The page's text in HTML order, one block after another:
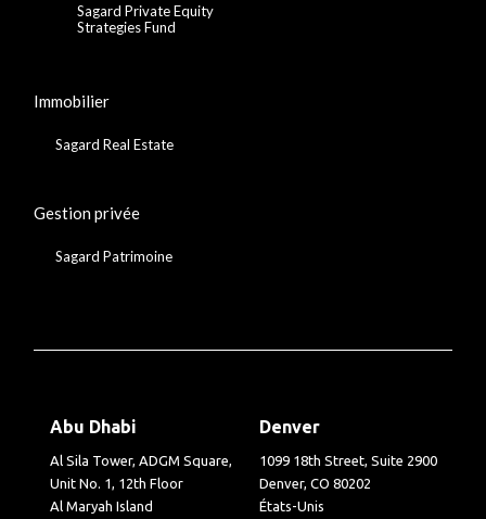
Sagard Private Equity
Strategies Fund
Immobilier
Sagard Real Estate
Gestion privée
Sagard Patrimoine
Abu Dhabi
Al Sila Tower, ADGM Square,
Unit No. 1, 12th Floor
Al Maryah Island
Denver
1099 18th Street, Suite 2900
Denver, CO 80202
États-Unis